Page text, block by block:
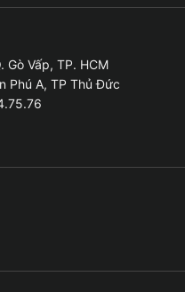
Zestech ZT13 ADAS
2K sắc nét, chống chói
nghiệm thị giác của
trong điều kiện ánh
Gò Vấp, TP. HCM
Phú A, TP Thủ Đức